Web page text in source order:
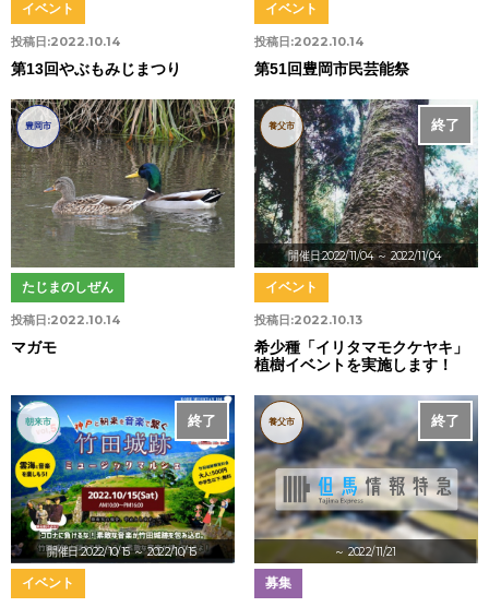
投稿日:2022.10.14
イベント
第13回やぶもみじまつり
投稿日:2022.10.14
イベント
第51回豊岡市民芸能祭
豊岡市
投稿日:2022.10.14
たじまのしぜん
マガモ
開催日:2022/11/04～ 2022/11/04
終了
養父市
投稿日:2022.10.13
イベント
希少種「イリタマモクケヤキ」
植樹イベントを実施します！
開催日:2022/10/15～ 2022/10/15
終了
朝来市
イベント
～ 2022/11/21
終了
養父市
募集